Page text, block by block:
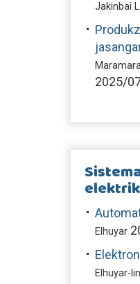
Jakinbai
2025/
Elhuyar
Elhuyar-